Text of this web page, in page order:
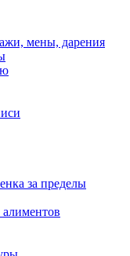
мены, дарения
за пределы